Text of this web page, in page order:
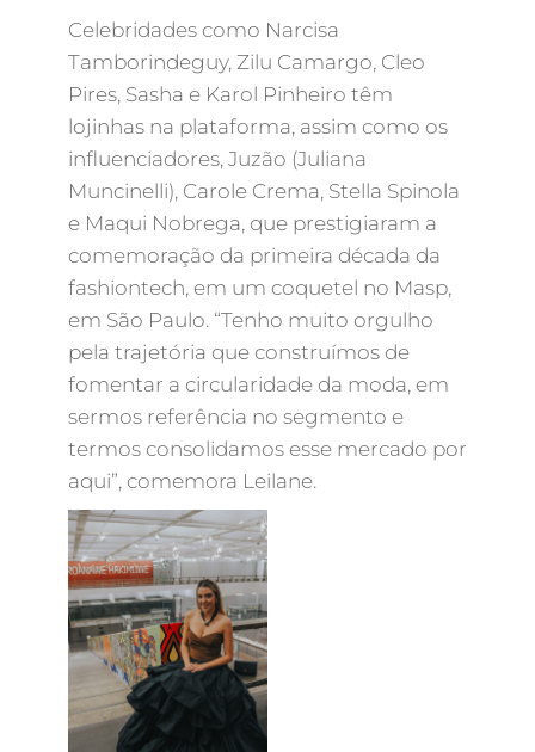
Celebridades como Narcisa
Tamborindeguy, Zilu Camargo, Cleo
Pires, Sasha e Karol Pinheiro têm
lojinhas na plataforma, assim como os
influenciadores, Juzão (Juliana
Muncinelli), Carole Crema, Stella Spinola
e Maqui Nobrega, que prestigiaram a
comemoração da primeira década da
fashiontech, em um coquetel no Masp,
em São Paulo. “Tenho muito orgulho
pela trajetória que construímos de
fomentar a circularidade da moda, em
sermos referência no segmento e
termos consolidamos esse mercado por
aqui”, comemora Leilane.